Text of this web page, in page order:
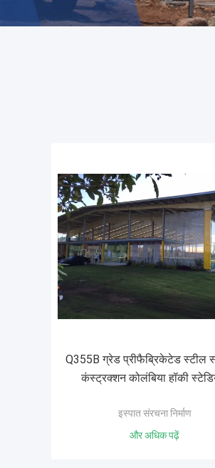
Q355B ग्रेड प्रीफैब्रिकेटेड स्टील
कंस्ट्रक्शन कोलंबिया हॉकी
इस्पात संरचना निर्माण
और अधिक पढ़ें